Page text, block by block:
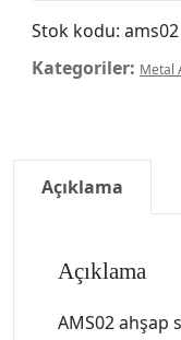
Stok kodu: ams02
Kategoriler: Metal
Açıklama
Açıklama
AMS02 ahşap